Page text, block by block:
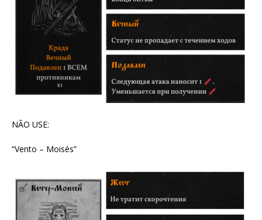
NÃO USE:
“Vento – Moisés”